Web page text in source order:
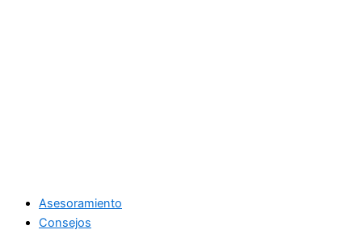
Asesoramiento
Consejos